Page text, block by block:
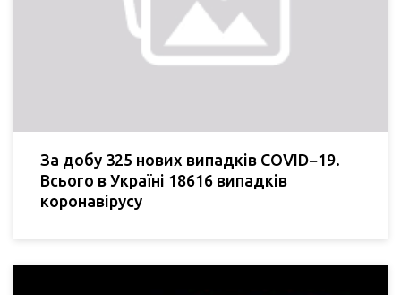
За добу 325 нових випадків COVID−19.
Всього в Україні 18616 випадків
коронавірусу